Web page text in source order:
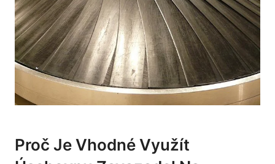
Proč Je Vhodné Využít